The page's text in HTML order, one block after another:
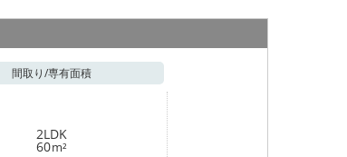
間取り/専有面積
2LDK
60m²